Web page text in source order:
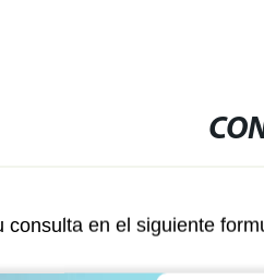
consulta en el siguiente